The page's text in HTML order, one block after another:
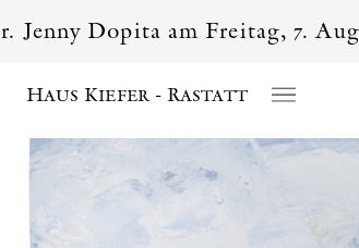
am Freitag, 7. August, um
Haus Kiefer - Rastatt